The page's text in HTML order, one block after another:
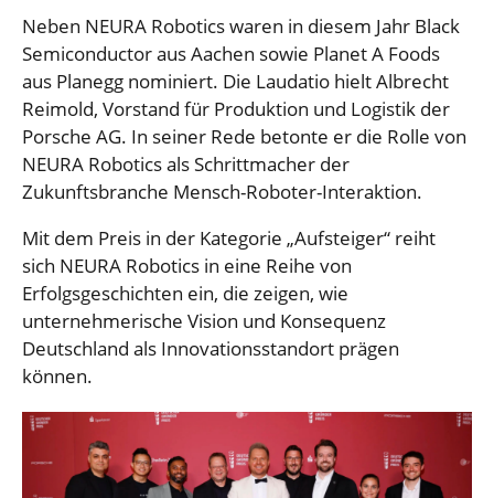
Neben NEURA Robotics waren in diesem Jahr Black
Semiconductor aus Aachen sowie Planet A Foods
aus Planegg nominiert. Die Laudatio hielt Albrecht
Reimold, Vorstand für Produktion und Logistik der
Porsche AG. In seiner Rede betonte er die Rolle von
NEURA Robotics als Schrittmacher der
Zukunftsbranche Mensch-Roboter-Interaktion.
Mit dem Preis in der Kategorie „Aufsteiger“ reiht
sich NEURA Robotics in eine Reihe von
Erfolgsgeschichten ein, die zeigen, wie
unternehmerische Vision und Konsequenz
Deutschland als Innovationsstandort prägen
können.